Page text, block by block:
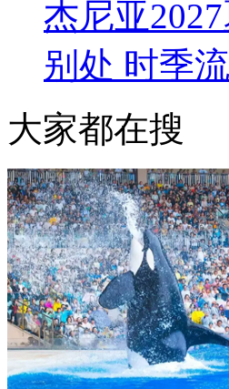
杰尼亚
别处 时季
大家都在搜